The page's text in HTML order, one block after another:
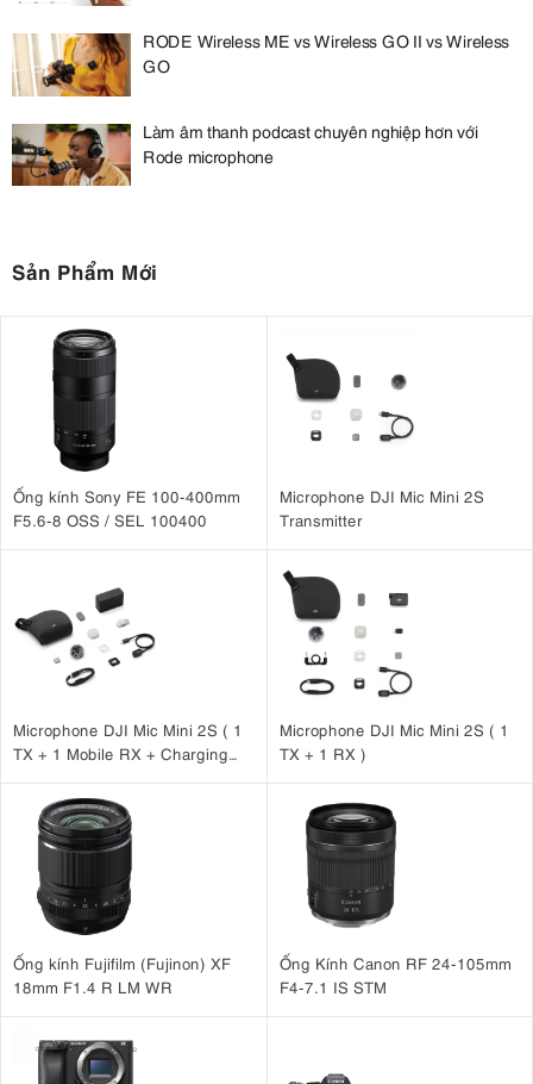
RODE Wireless ME vs Wireless GO II vs Wireless
GO
Làm âm thanh podcast chuyên nghiệp hơn với
Rode microphone
Sản Phẩm Mới
Ống kính Sony FE 100-400mm
F5.6-8 OSS / SEL 100400
Microphone DJI Mic Mini 2S
Transmitter
Microphone DJI Mic Mini 2S ( 1
TX + 1 Mobile RX + Charging
Microphone DJI Mic Mini 2S ( 1
TX + 1 RX )
Ống kính Fujifilm (Fujinon) XF
18mm F1.4 R LM WR
Ống Kính Canon RF 24-105mm
F4-7.1 IS STM